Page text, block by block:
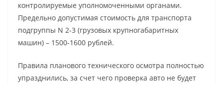
контролируемые уполномоченными органами.
Предельно допустимая стоимость для транспорта
подгруппы N 2-3 (грузовых крупногабаритных
машин) – 1500-1600 рублей.
Правила планового технического осмотра полностью
упразднились, за счет чего проверка авто не будет